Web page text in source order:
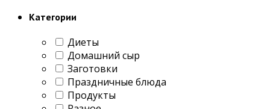
Категории
Диеты
Домашний сыр
Заготовки
Праздничные блюда
Продукты